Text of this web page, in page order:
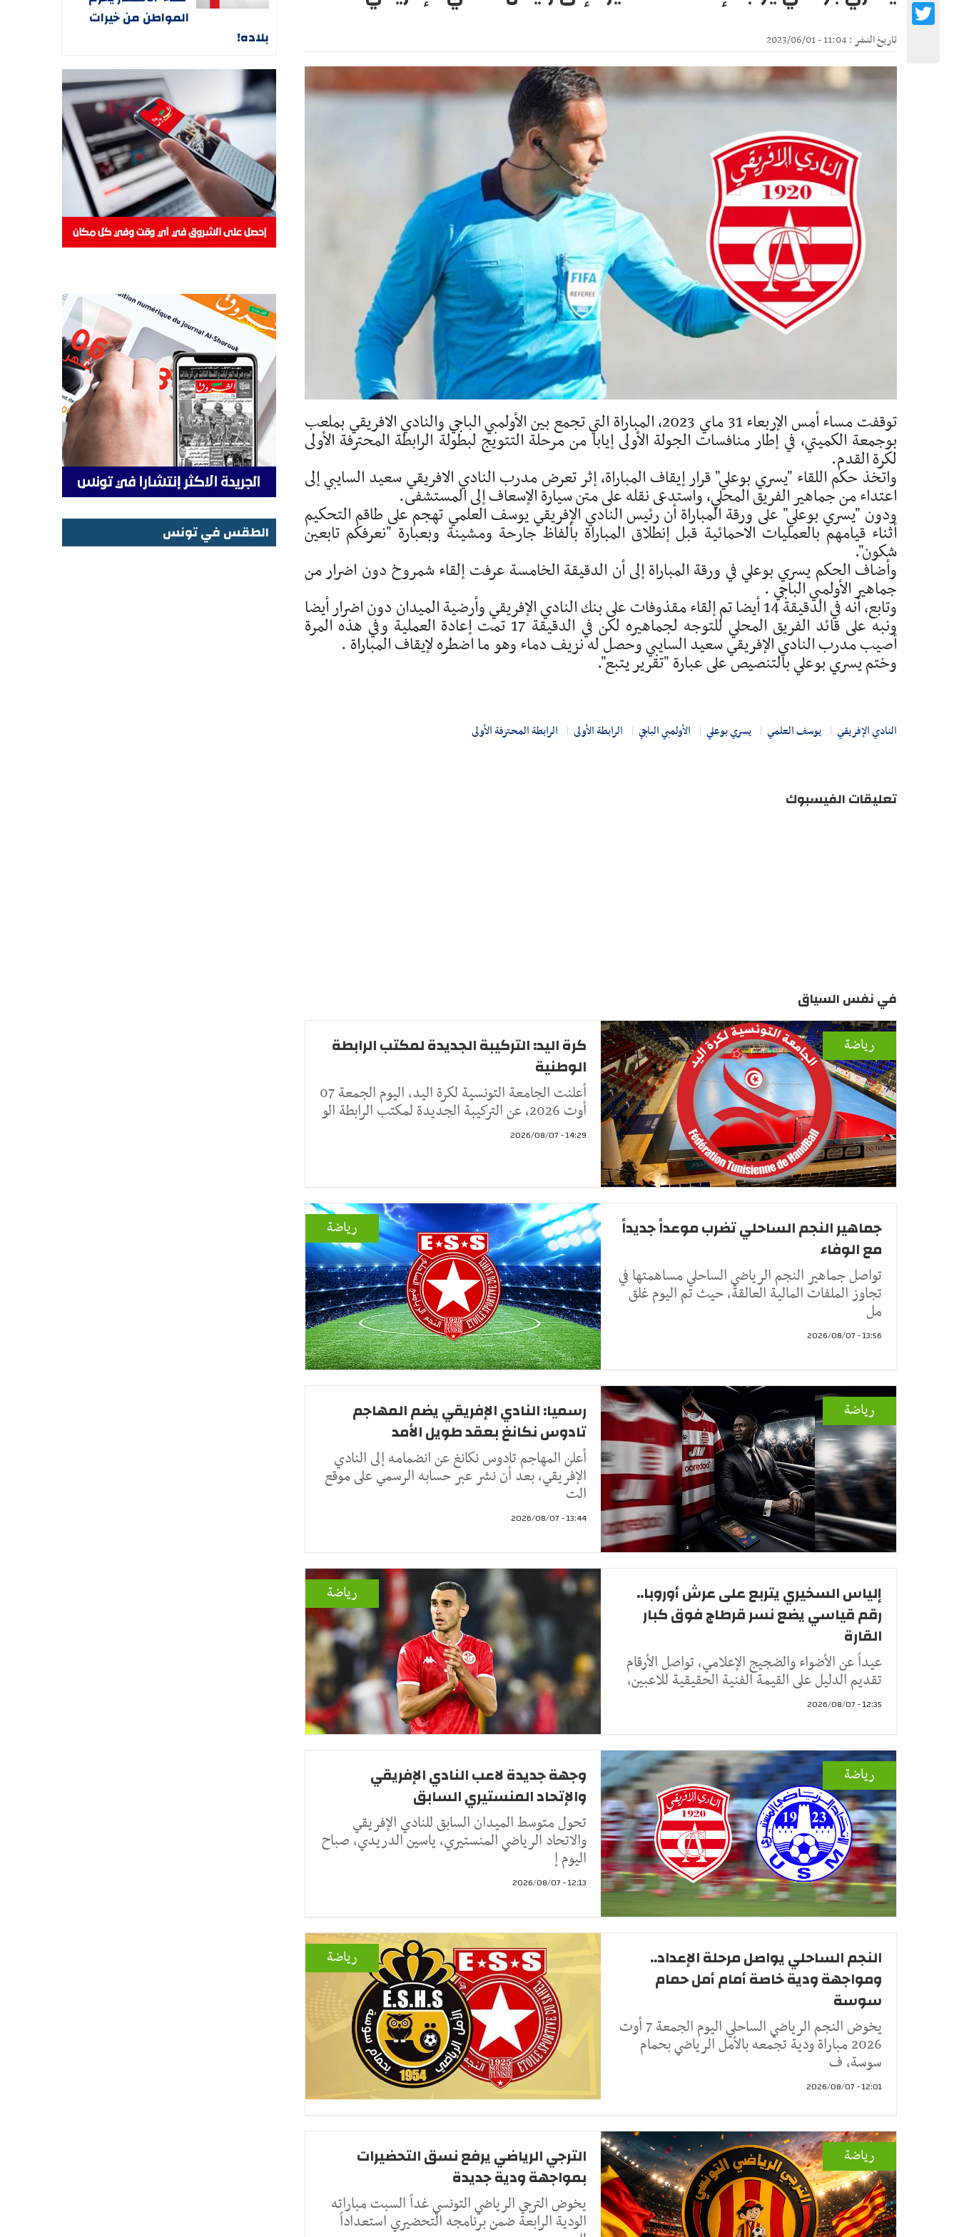
تاريخ النشر : 11:04 - 2023/06/01
توقفت مساء أمس الإربعاء 31 ماي 2023، المباراة التي تجمع بين الأولمبي الباجي والنادي الافريقي بملعب
بوجمعة الكميتي، في إطار منافسات الجولة الأولى إيابا من مرحلة التتويج لبطولة الرابطة المحترفة الأولى
لكرة القدم.
واتخذ حكم اللقاء "يسري بوعلي" قرار إيقاف المباراة، إثر تعرض مدرب النادي الافريقي سعيد السايبي إلى
اعتداء من جماهير الفريق المحلي، واستدعى نقله على متن سيارة الإسعاف إلى المستشفى.
ودون "يسري بوعلي" على ورقة المباراة أن رئيس النادي الإفريقي يوسف العلمي تهجم على طاقم التحكيم
أثناء قيامهم بالعمليات الاحمائية قبل إنطلاق المباراة بألفاظ جارحة ومشينة وبعبارة "نعرفكم تابعين
شكون".
وأضاف الحكم يسري بوعلي في ورقة المباراة إلى أن الدقيقة الخامسة عرفت إلقاء شمروخ دون اضرار من
جماهير الأولمبي الباجي .
وتابع، أنه في الدقيقة 14 أيضا تم إلقاء مقذوفات على بنك النادي الإفريقي وأرضية الميدان دون اضرار أيضا
ونبه على قائد الفريق المحلي للتوجه لجماهيره لكن في الدقيقة 17 تمت إعادة العملية وفي هذه المرة
أصيب مدرب النادي الإفريقي سعيد السايبي وحصل له نزيف دماء وهو ما اضطره لإيقاف المباراة .
وختم يسري بوعلي بالتنصيص على عبارة "تقرير يتبع".
النادي الإفريقي يوسف العلمي يسري بوعلي الأولمبي الباجي الرابطة الأولى الرابطة المحترفة الأولى
Twitter
تعليقات الفيسبوك
في نفس السياق
رياضة
كرة اليد: التركيبة الجديدة لمكتب الرابطة
الوطنية
أعلنت الجامعة التونسية لكرة اليد، اليوم الجمعة 07
أوت 2026، عن التركيبة الجديدة لمكتب الرابطة الو
14:29 - 2026/08/07
رياضة
جماهير النجم الساحلي تضرب موعداً جديداً
مع الوفاء
تواصل جماهير النجم الرياضي الساحلي مساهمتها في
تجاوز الملفات المالية العالقة، حيث تم اليوم غلق
مل
13:56 - 2026/08/07
رياضة
رسميا: النادي الإفريقي يضم المهاجم
تادوس نكانغ بعقد طويل الأمد
أعلن المهاجم تادوس نكانغ عن انضمامه إلى النادي
الإفريقي، بعد أن نشر عبر حسابه الرسمي على موقع
الت
13:44 - 2026/08/07
رياضة
إلياس السخيري يتربع على عرش أوروبا..
رقم قياسي يضع نسر قرطاج فوق كبار
القارة
عيداً عن الأضواء والضجيج الإعلامي، تواصل الأرقام
تقديم الدليل على القيمة الفنية الحقيقية للاعبين،
12:35 - 2026/08/07
رياضة
وجهة جديدة لاعب النادي الإفريقي
والإتحاد المنستيري السابق
تحول متوسط الميدان السابق للنادي الإفريقي
والاتحاد الرياضي المنستيري، ياسين الدريدي، صباح
اليوم إ
12:13 - 2026/08/07
رياضة
النجم الساحلي يواصل مرحلة الإعداد..
ومواجهة ودية خاصة أمام أمل حمام
سوسة
يخوض النجم الرياضي الساحلي اليوم الجمعة 7 أوت
2026 مباراة ودية تجمعه بالأمل الرياضي بحمام
سوسة، ف
12:01 - 2026/08/07
رياضة
الترجي الرياضي يرفع نسق التحضيرات
بمواجهة ودية جديدة
يخوض الترجي الرياضي التونسي غداً السبت مباراته
الودية الرابعة ضمن برنامجه التحضيري استعداداً
المواطن من خيرات
بلاده!
الطقس في تونس